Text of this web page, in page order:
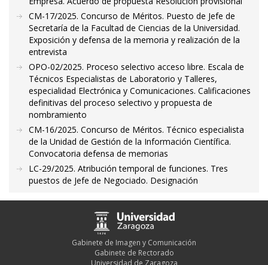
CM-17/2025. Concurso de Méritos. Puesto de Jefe de
Secretaría de la Facultad de Ciencias de la Universidad.
Exposición y defensa de la memoria y realización de la
entrevista
OPO-02/2025. Proceso selectivo acceso libre. Escala de
Técnicos Especialistas de Laboratorio y Talleres,
especialidad Electrónica y Comunicaciones. Calificaciones
definitivas del proceso selectivo y propuesta de
nombramiento
CM-16/2025. Concurso de Méritos. Técnico especialista
de la Unidad de Gestión de la Información Científica.
Convocatoria defensa de memorias
LC-29/2025. Atribución temporal de funciones. Tres
puestos de Jefe de Negociado. Designación
Gabinete de Imagen y Comunicación
Gabinete de Rectorado
Universidad de Zaragoza